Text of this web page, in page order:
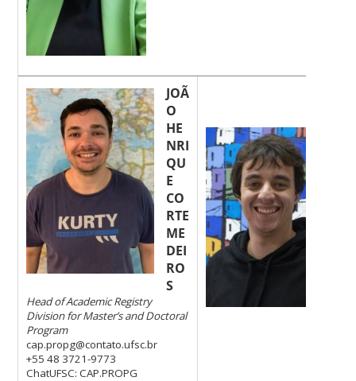
JOÃ
O
HE
NRI
QU
E
CO
RTE
ME
DEI
RO
S
Head of Academic Registry
Division for Master’s and Doctoral
Program
cap.propg@contato.ufsc.br
+55 48 3721-9773
ChatUFSC: CAP.PROPG